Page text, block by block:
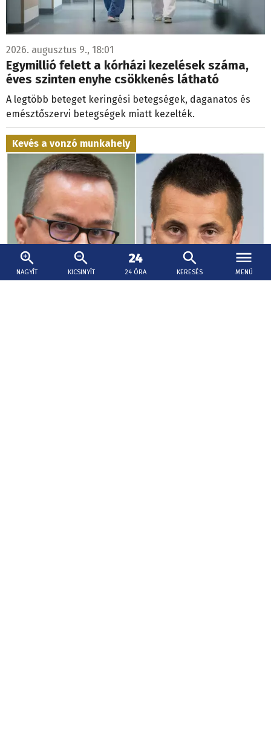
NAGYÍT KICSINYÍT 24 ÓRA KERESÉS MENÜ
2026. augusztus 9., 18:01
Egymillió felett a kórházi kezelések száma,
éves szinten enyhe csökkenés látható
A legtöbb beteget keringési betegségek, daganatos és
emésztőszervi betegségek miatt kezelték.
Kevés a vonzó munkahely